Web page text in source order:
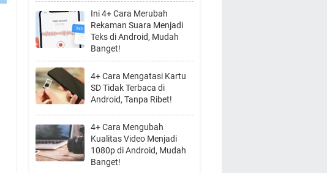
Ini 4+ Cara Merubah
Rekaman Suara Menjadi
Teks di Android, Mudah
Banget!
4+ Cara Mengatasi Kartu
SD Tidak Terbaca di
Android, Tanpa Ribet!
4+ Cara Mengubah
Kualitas Video Menjadi
1080p di Android, Mudah
Banget!